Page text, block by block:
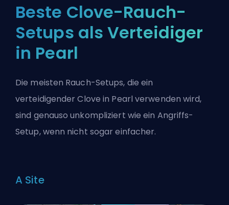
Beste Clove-Rauch-
Setups als Verteidiger
in Pearl
Die meisten Rauch-Setups, die ein
verteidigender Clove in Pearl verwenden wird,
sind genauso unkompliziert wie ein Angriffs-
Setup, wenn nicht sogar einfacher.
A Site